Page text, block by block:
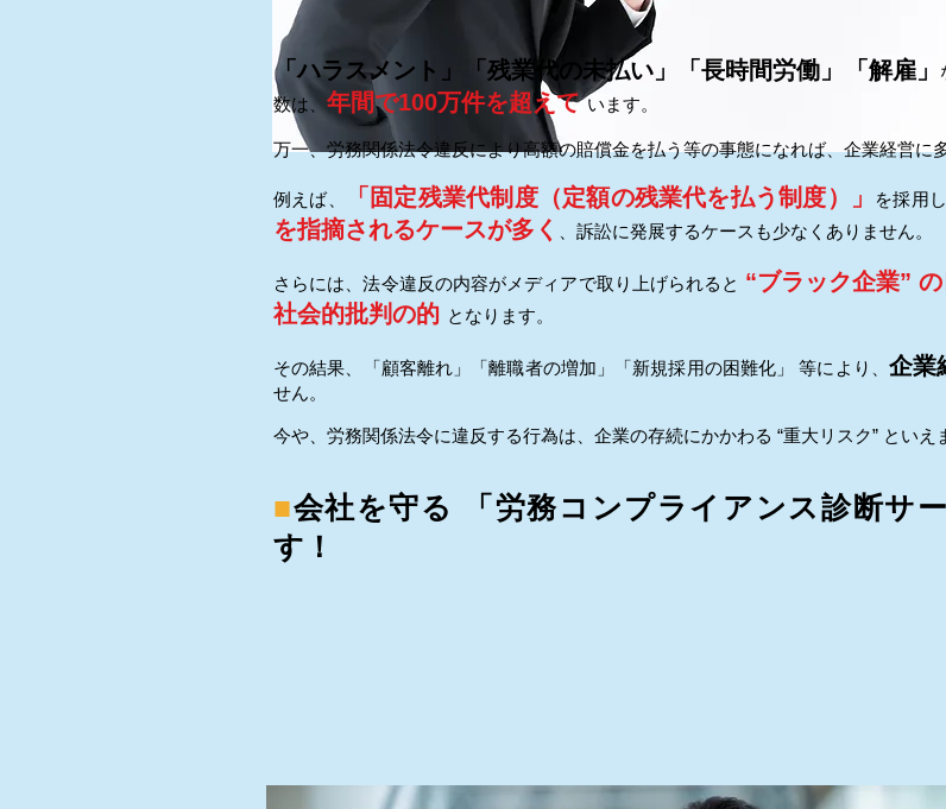
「ハラスメント」「残業代の未払い」「長時間労働」「解雇」
数は、 年間で100万件を超えています。
万一、労務関係法令違反により高額の賠償金を払う等の事態になれば、企業経営に
例えば、 「固定残業代制度（定額の残業代を払う制度）」 を採用
を指摘されるケースが多く
、訴訟に発展するケースも少なくありません。
さらには、法令違反の内容がメディアで取り上げられると “ブラック企業”
社会的批判の的 となります。
その結果、「顧客離れ」「離職者の増加」「新規採用の困難化」 等により、 企業
せん。
今や、労務関係法令に違反する行為は、企業の存続にかかわる “重大リスク” といえ
■会社を守る 「労務コンプライアンス診断サ
す！